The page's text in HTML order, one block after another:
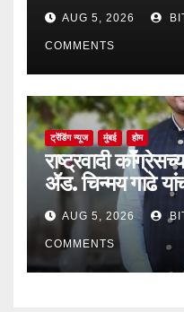
AUG 5, 2026
COMMENTS
ट्रेंडिंग न्यूज मुंबई होम
राष्ट्रवादी
ॲड. चिन्मय गाढे
AUG 5, 2026
COMMENTS